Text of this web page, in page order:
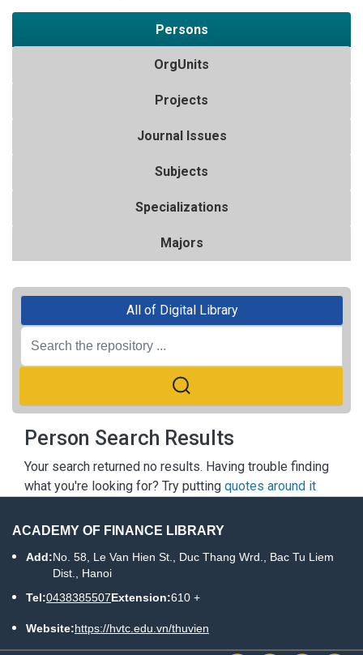
Persons
OrgUnits
Projects
Journal Issues
Subjects
Specializations
Majors
All of Digital Library
Person Search Results
Your search returned no results. Having trouble finding
what you're looking for? Try putting quotes around it
ACADEMY OF FINANCE LIBRARY
Add:No. 58, Le Van Hien St., Duc Thang Wrd., Bac Tu Liem
Dist., Hanoi
Tel:0438385507Extension:610 +
Website:https://hvtc.edu.vn/thuvien